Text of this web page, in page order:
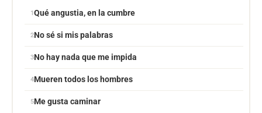
Qué angustia, en la cumbre
No sé si mis palabras
No hay nada que me impida
Mueren todos los hombres
Me gusta caminar